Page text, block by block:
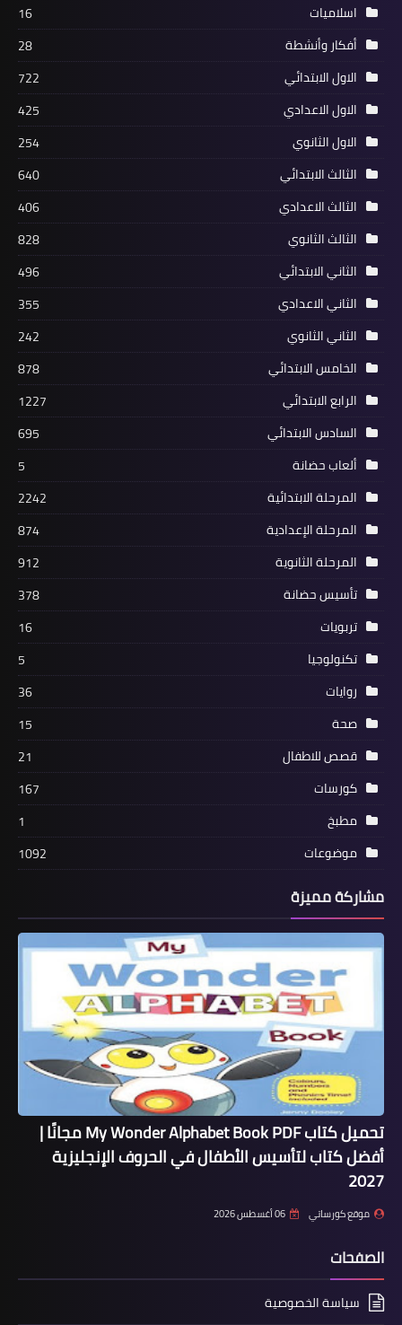
اسلاميات
16
أفكار وأنشطة
28
الاول الابتدائي
722
الاول الاعدادي
425
الاول الثانوي
254
الثالث الابتدائي
640
الثالث الاعدادي
406
الثالث الثانوي
828
الثاني الابتدائي
496
الثاني الاعدادي
355
الثاني الثانوي
242
الخامس الابتدائي
878
الرابع الابتدائي
1227
السادس الابتدائي
695
ألعاب حضانة
5
المرحلة الابتدائية
2242
المرحلة الإعدادية
874
المرحلة الثانوية
912
تأسيس حضانة
378
تربويات
16
تكنولوجيا
5
روايات
36
صحة
15
قصص للاطفال
21
كورسات
167
مطبخ
1
موضوعات
1092
مشاركة مميزة
تحميل كتاب My Wonder Alphabet Book PDF مجانًا |
أفضل كتاب لتأسيس الأطفال في الحروف الإنجليزية
2027
موقع كورساتي 06 أغسطس 2026
الصفحات
سياسة الخصوصية